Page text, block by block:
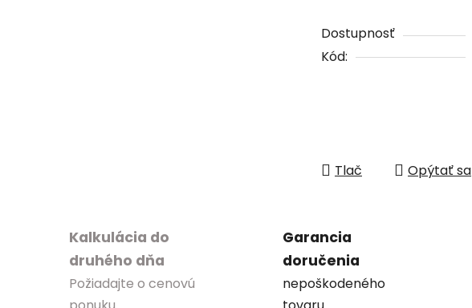
Dostupnosť
Kód:
Tlač Opýtať sa
Kalkulácia do
druhého dňa
Požiadajte o cenovú
Garancia
doručenia
nepoškodeného